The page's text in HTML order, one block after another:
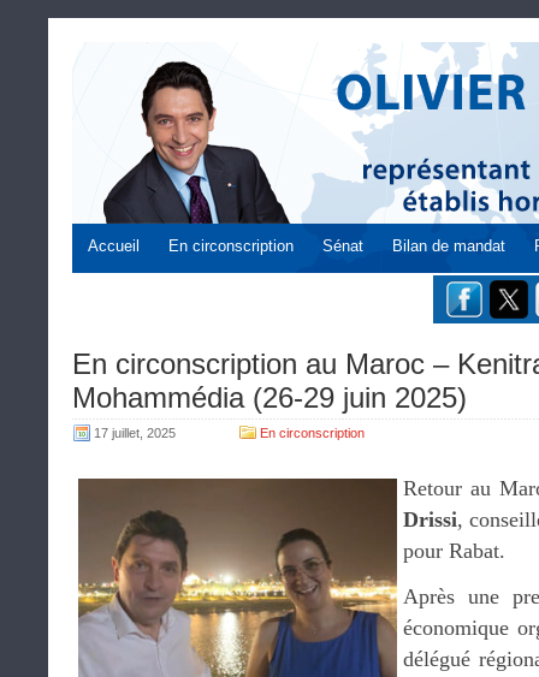
Accueil En circonscription Sénat Bilan de mandat
En circonscription au Maroc –
Mohammédia (26-29 juin 2025)
17 juillet, 2025 En circonscription
Retour au
Drissi,
pour Rabat.
Après une
économique
délégué